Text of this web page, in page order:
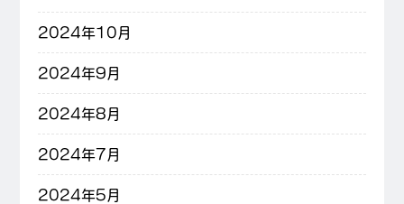
2024年10月
2024年9月
2024年8月
2024年7月
2024年5月